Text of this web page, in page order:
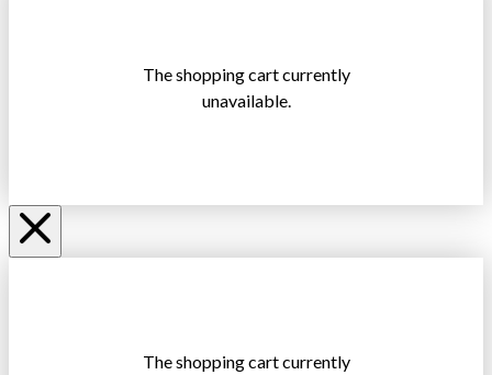
The shopping cart currently
unavailable.
The shopping cart currently